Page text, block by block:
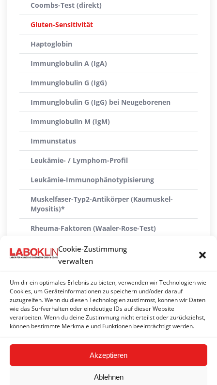
Cookie-Zustimmung
verwalten
Um dir ein optimales Erlebnis zu bieten, verwenden wir Technologien wie
Cookies, um Geräteinformationen zu speichern und/oder darauf
zuzugreifen. Wenn du diesen Technologien zustimmst, können wir Daten
wie das Surfverhalten oder eindeutige IDs auf dieser Website
verarbeiten. Wenn du deine Zustimmung nicht erteilst oder zurückziehst,
können bestimmte Merkmale und Funktionen beeinträchtigt werden.
Akzeptieren
Ablehnen
Coombs-Test (direkt)
Gluten-Sensitivität
Haptoglobin
Immunglobulin A (IgA)
Immunglobulin G (IgG)
Immunglobulin G (IgG) bei Neugeborenen
Immunglobulin M (IgM)
Immunstatus
Leukämie- / Lymphom-Profil
Leukämie-Immunophänotypisierung
Muskelfaser-Typ2-Antikörper (Kaumuskel-
Myositis)*
Rheuma-Faktoren (Waaler-Rose-Test)
Serum Amyloid A (SAA)
Serumproteinelektrophorese
Thrombozyten-Antikörper
Thrombozytopenie-Profil groß (Hund)
Thrombozytopenie-Profil klein (Hund)